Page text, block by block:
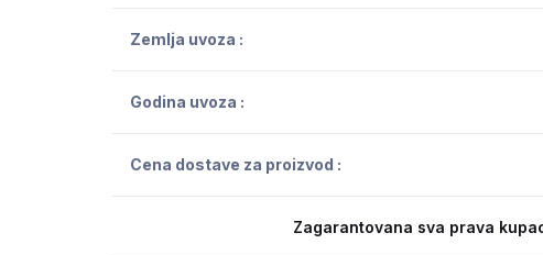
Zemlja uvoza :
Godina uvoza :
Cena dostave za proizvod :
Zagarantovana sva prava